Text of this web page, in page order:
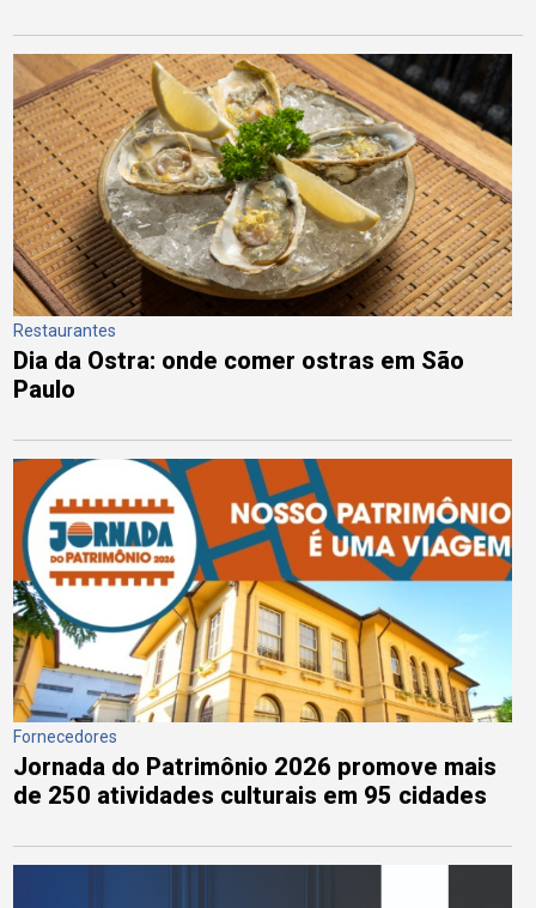
Restaurantes
Dia da Ostra: onde comer ostras em São
Paulo
Fornecedores
Jornada do Patrimônio 2026 promove mais
de 250 atividades culturais em 95 cidades